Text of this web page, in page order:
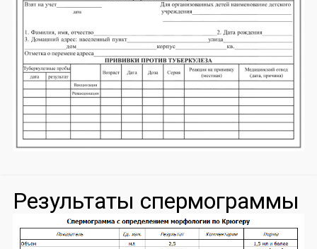
Результаты спермограммы